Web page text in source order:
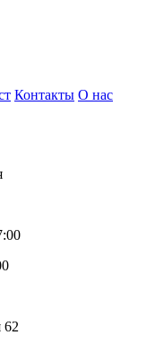
Контакты О нас
62